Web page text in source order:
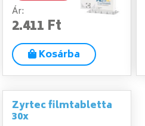
Ár:
2.411 Ft
Kosárba
Zyrtec filmtabletta
30x